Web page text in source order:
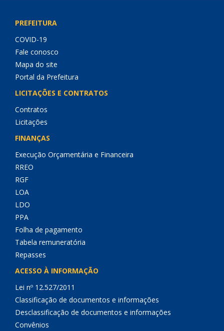
PREFEITURA
COVID-19
Fale conosco
Mapa do site
Portal da Prefeitura
LICITAÇÕES E CONTRATOS
Contratos
Licitações
FINANÇAS
Execução Orçamentária e Financeira
RREO
RGF
LOA
LDO
PPA
Folha de pagamento
Tabela remuneratória
Repasses
ACESSO À INFORMAÇÃO
Lei nº 12.527/2011
Classificação de documentos e informações
Desclassificação de documentos e informações
Convênios